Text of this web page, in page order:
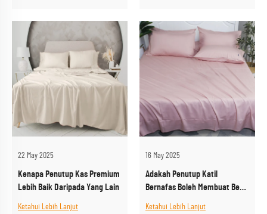
22 May 2025
Kenapa Penutup Kas Premium
Lebih Baik Daripada Yang Lain
Ketahui Lebih Lanjut
16 May 2025
Adakah Penutup Katil
Bernafas Boleh Membuat Beza
Ketahui Lebih Lanjut